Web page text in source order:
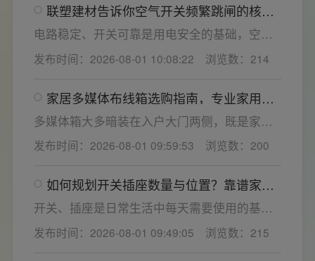
越长越好(因为铜片长度决定了插座距离的大
小，插孔间距越宽二三插同时插入越方便)。
联塑建材告诉你空气开关频繁跳闸的核心
原因与技术对策
电路稳定、开关可靠是用电安全的基础，空开
频繁跳闸大多源于电压波动、配件适配性不足
或防护结构设计缺陷。联塑建材依托成熟的电
电气套装产品，结构设计科学、稳压防护性能
优异，可有效应对电压瞬变、电网波动等场
发布时间：2026-08-01 10:08:22 浏览数：214
家居多媒体布线箱选购指南，专业家用开
关电气套装厂家为您详解
多媒体箱大多暗装在入户大门两侧，既是家居
弱电线路的集中收纳载体，也会影响墙面整体
装修美观度，外观颜值、内部空间、模块化功
一站式配齐全屋电气产品，选择综合实力过硬
的家用开关电气套装厂家，可以同时搞定开关
购与售后更省心。
发布时间：2026-08-01 09:59:53 浏览数：200
如何规划开关插座数量与位置？靠谱家用
开关电气套装品牌怎么选？
开关、插座是日常生活中每天需要使用的基础
电气配件。随着家用电器的普及，需要的电源
插座和开关也会越来越多。装修前期除了规划
发布时间：2026-08-01 09:49:05 浏览数：215